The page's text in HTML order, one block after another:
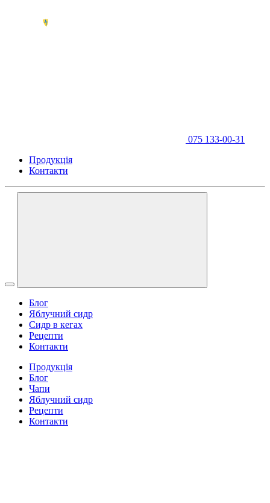
075 133-00-31
Продукція
Контакти
Блог
Яблучний сидр
Сидр в кегах
Рецепти
Контакти
Продукція
Блог
Чапи
Яблучний сидр
Рецепти
Контакти